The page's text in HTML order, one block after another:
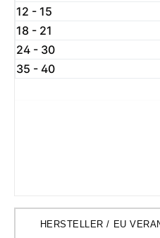
12 - 15
18 - 21
24 - 30
35 - 40
HERSTELLER / EU